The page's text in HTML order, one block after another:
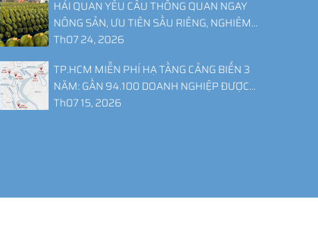
HẢI QUAN YÊU CẦU THÔNG QUAN NGAY
NÔNG SẢN, ƯU TIÊN SẦU RIÊNG, NGHIÊM
CẤM GÂY KHÓ DOANH NGHIỆP
Th07 24, 2026
TP.HCM MIỄN PHÍ HẠ TẦNG CẢNG BIỂN 3
NĂM: GẦN 94.100 DOANH NGHIỆP ĐƯỢC
GIẢM CHI PHÍ LOGISTICS
Th07 15, 2026